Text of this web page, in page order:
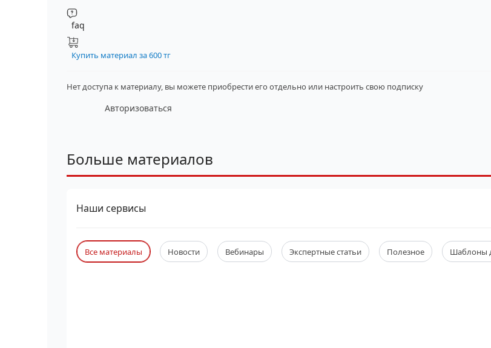
faq
Купить материал за 600 тг
Нет доступа к материалу, вы можете приобрести его отдельно или настроить свою подписку
Авторизоваться
Больше материалов
Наши сервисы
Все материалы Новости Вебинары Экспертные статьи Полезное Шаблоны